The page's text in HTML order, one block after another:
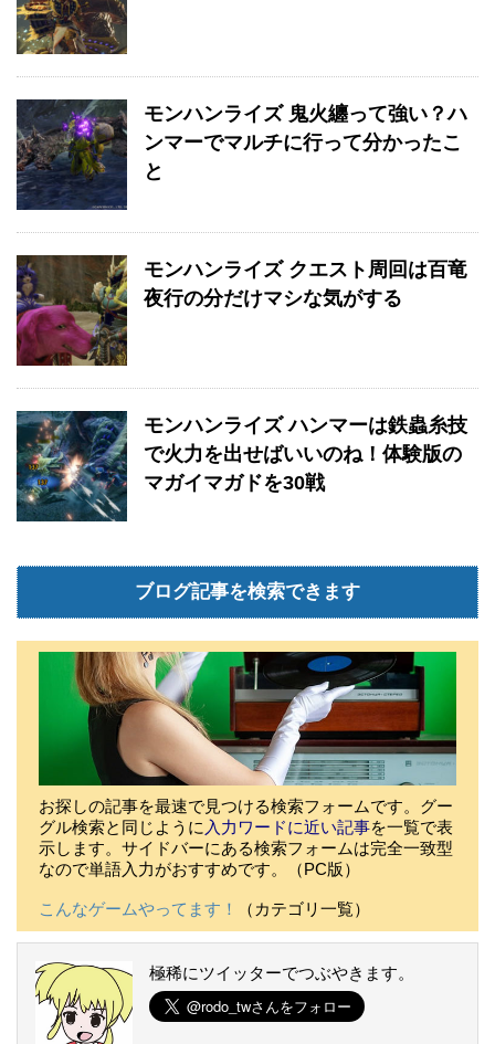
モンハンライズ 鬼火纏って強い？ハ
ンマーでマルチに行って分かったこ
と
モンハンライズ クエスト周回は百竜
夜行の分だけマシな気がする
モンハンライズ ハンマーは鉄蟲糸技
で火力を出せばいいのね！体験版の
マガイマガドを30戦
ブログ記事を検索できます
お探しの記事を最速で見つける検索フォームです。グー
グル検索と同じように 入力ワードに近い記事を一覧で表
示します。サイドバーにある検索フォームは完全一致型
なので単語入力がおすすめです。（PC版）
こんなゲームやってます！ （カテゴリ一覧）
極稀にツイッターでつぶやきます。